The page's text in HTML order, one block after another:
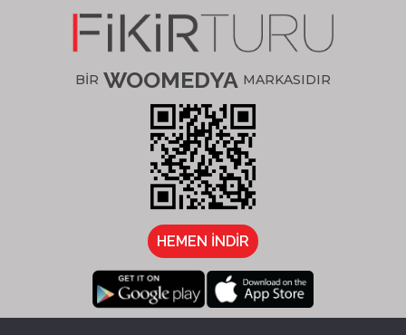
BİR WOOMEDYA MARKASIDIR
HEMEN İNDİR